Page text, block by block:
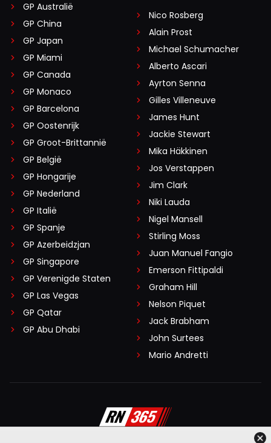
GP Australië
GP China
GP Japan
GP Miami
GP Canada
GP Monaco
GP Barcelona
GP Oostenrijk
GP Groot-Brittannië
GP België
GP Hongarije
GP Nederland
GP Italië
GP Spanje
GP Azerbeidzjan
GP Singapore
GP Verenigde Staten
GP Las Vegas
GP Qatar
GP Abu Dhabi
Nico Rosberg
Alain Prost
Michael Schumacher
Alberto Ascari
Ayrton Senna
Gilles Villeneuve
James Hunt
Jackie Stewart
Mika Häkkinen
Jos Verstappen
Jim Clark
Niki Lauda
Nigel Mansell
Stirling Moss
Juan Manuel Fangio
Emerson Fittipaldi
Graham Hill
Nelson Piquet
Jack Brabham
John Surtees
Mario Andretti